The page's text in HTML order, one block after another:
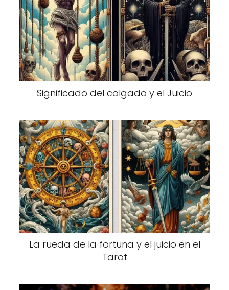
Significado del colgado y el Juicio
La rueda de la fortuna y el juicio en el
Tarot